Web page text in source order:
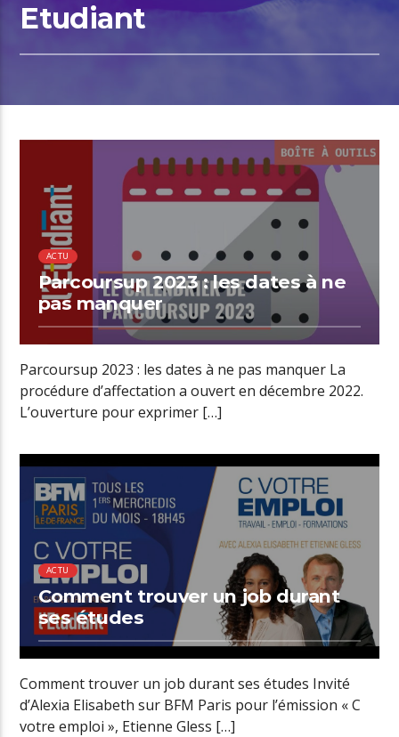
Etudiant
00:15 READ TIME
ACTU
Parcoursup 2023 : les dates à ne
pas manquer
Parcoursup 2023 : les dates à ne pas manquer La
procédure d’affectation a ouvert en décembre 2022.
L’ouverture pour exprimer […]
00:10 READ TIME
ACTU
Comment trouver un job durant
ses études
Comment trouver un job durant ses études Invité
d’Alexia Elisabeth sur BFM Paris pour l’émission « C
votre emploi », Etienne Gless […]